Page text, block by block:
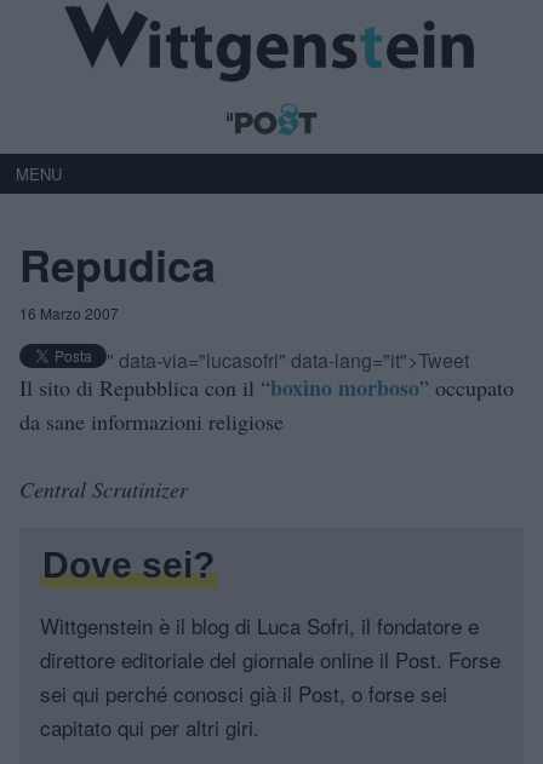
MENU
Repudica
16 Marzo 2007
" data-via="lucasofri" data-lang="it">Tweet
Il sito di Repubblica con il “boxino morboso” occupato
da sane informazioni religiose
Central Scrutinizer
Dove sei?
Wittgenstein è il blog di Luca Sofri, il fondatore e
direttore editoriale del giornale online il Post. Forse
sei qui perché conosci già il Post, o forse sei
capitato qui per altri giri.